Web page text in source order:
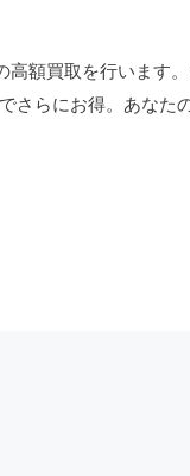
額買取を行います
さらにお得。あなた